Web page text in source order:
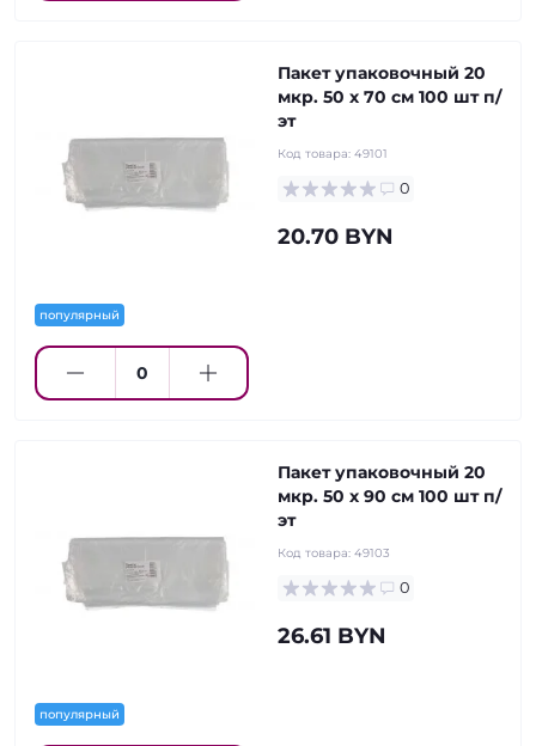
популярный
Пакет упаковочный 20
мкр. 50 х 70 см 100 шт п/
эт
Код товара: 49101
0
20.70 BYN
популярный
Пакет упаковочный 20
мкр. 50 х 90 см 100 шт п/
эт
Код товара: 49103
0
26.61 BYN